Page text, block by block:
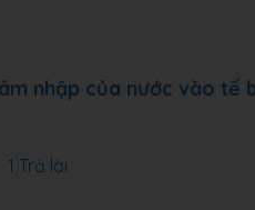
nhập của nước vào
1 Trả lời